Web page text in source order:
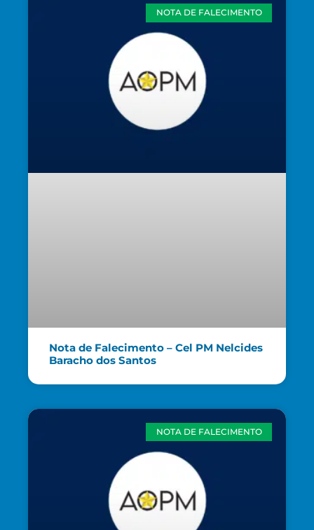
NOTA DE FALECIMENTO
Nota de Falecimento – Cel PM Nelcides
Baracho dos Santos
NOTA DE FALECIMENTO